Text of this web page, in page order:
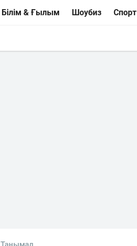
Білім & Ғылым Шоубиз Спорт